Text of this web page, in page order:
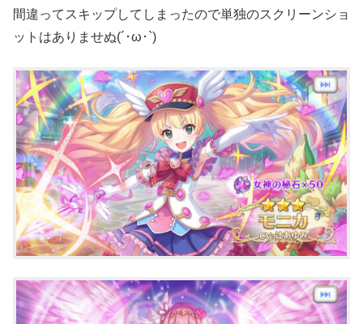
間違ってスキップしてしまったので単独のスクリーンショ
ットはありませぬ(´･ω･`)